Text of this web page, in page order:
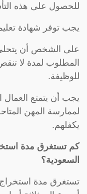
للحصول على هذه
يجب توفر شهادة
على الشخص أن
المطلوب لمدة لا
للوظيفة.
يجب أن يتمتع العمال
لممارسة المهن
يكفلهم.
كم تستغرق مدة
السعودية؟
تستغرق مدة